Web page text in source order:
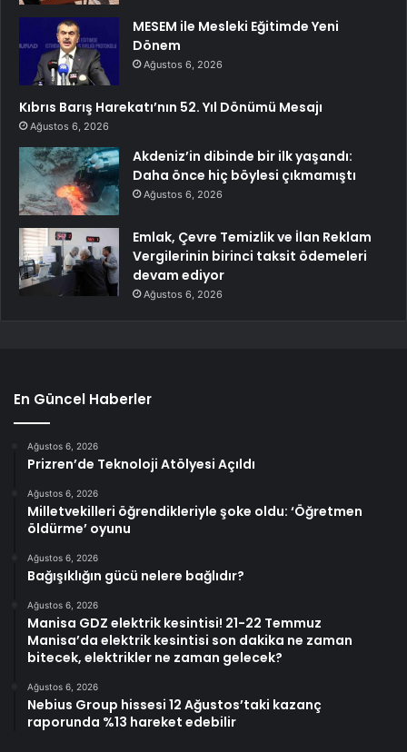
MESEM ile Mesleki Eğitimde Yeni
Dönem
Ağustos 6, 2026
Kıbrıs Barış Harekatı’nın 52. Yıl Dönümü Mesajı
Ağustos 6, 2026
Akdeniz’in dibinde bir ilk yaşandı:
Daha önce hiç böylesi çıkmamıştı
Ağustos 6, 2026
Emlak, Çevre Temizlik ve İlan Reklam
Vergilerinin birinci taksit ödemeleri
devam ediyor
Ağustos 6, 2026
En Güncel Haberler
Ağustos 6, 2026
Prizren’de Teknoloji Atölyesi Açıldı
Ağustos 6, 2026
Milletvekilleri öğrendikleriyle şoke oldu: ‘Öğretmen
öldürme’ oyunu
Ağustos 6, 2026
Bağışıklığın gücü nelere bağlıdır?
Ağustos 6, 2026
Manisa GDZ elektrik kesintisi! 21-22 Temmuz
Manisa’da elektrik kesintisi son dakika ne zaman
bitecek, elektrikler ne zaman gelecek?
Ağustos 6, 2026
Nebius Group hissesi 12 Ağustos’taki kazanç
raporunda %13 hareket edebilir